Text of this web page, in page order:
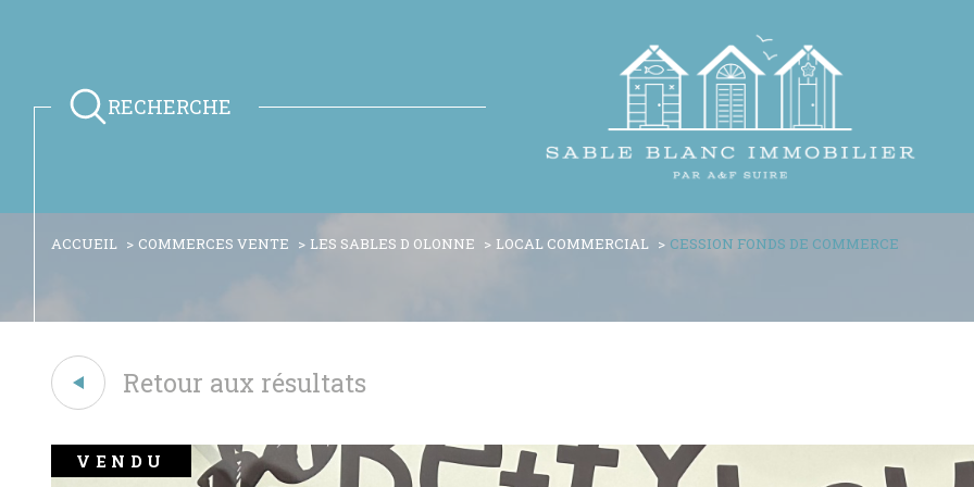
RECHERCHE
ACCUEIL COMMERCES VENTE LES SABLES D OLONNE LOCAL COMMERCIAL CESSION FONDS DE COMMERCE
Retour aux résultats
VENDU